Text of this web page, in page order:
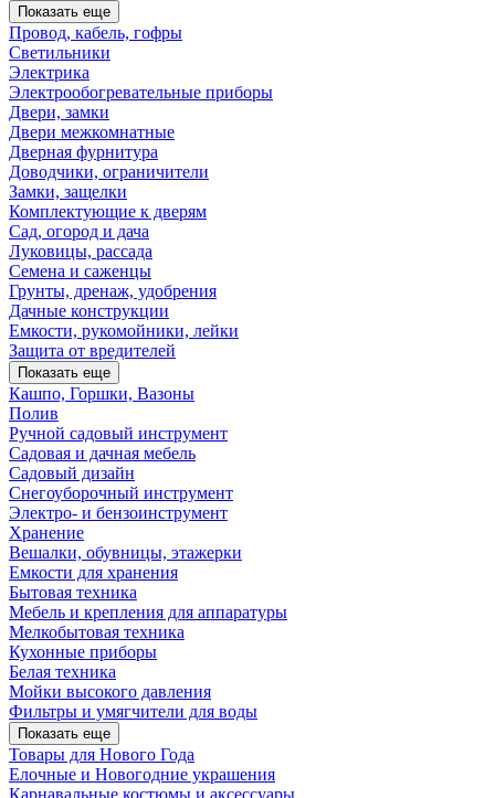
Показать еще
Провод, кабель, гофры
Светильники
Электрика
Электрообогревательные приборы
Двери, замки
Двери межкомнатные
Дверная фурнитура
Доводчики, ограничители
Замки, защелки
Комплектующие к дверям
Сад, огород и дача
Луковицы, рассада
Семена и саженцы
Грунты, дренаж, удобрения
Дачные конструкции
Емкости, рукомойники, лейки
Защита от вредителей
Показать еще
Кашпо, Горшки, Вазоны
Полив
Ручной садовый инструмент
Садовая и дачная мебель
Садовый дизайн
Снегоуборочный инструмент
Электро- и бензоинструмент
Хранение
Вешалки, обувницы, этажерки
Емкости для хранения
Бытовая техника
Мебель и крепления для аппаратуры
Мелкобытовая техника
Кухонные приборы
Белая техника
Мойки высокого давления
Фильтры и умягчители для воды
Показать еще
Товары для Нового Года
Елочные и Новогодние украшения
Карнавальные костюмы и аксессуары